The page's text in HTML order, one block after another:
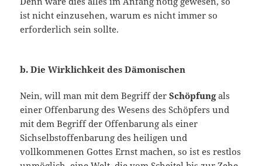
ist nicht einzusehen, warum es nicht immer so
erforderlich sein sollte.
b. Die Wirklichkeit des Dämonischen
Nein, will man mit dem Be­griff derSchöpfungals
einer Offenbarung des Wesens des Schöpfers und
mit dem Begriff der Offenbarung als einer
Sichselbstoffenbarung des heiligen und
vollkommenen Gottes Ernst machen, so ist es restlos